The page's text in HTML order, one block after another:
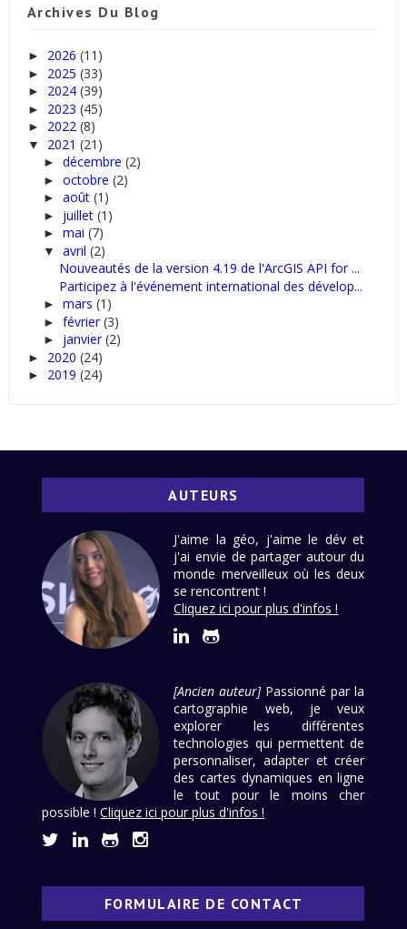
Archives Du Blog
► 2026 (11)
► 2025 (33)
► 2024 (39)
► 2023 (45)
► 2022 (8)
▼ 2021 (21)
► décembre (2)
► octobre (2)
► août (1)
► juillet (1)
► mai (7)
▼ avril (2)
Nouveautés de la version 4.19 de l'ArcGIS API for ...
Participez à l'événement international des dévelop...
► mars (1)
► février(3)
► janvier(2)
► 2020 (24)
► 2019 (24)
AUTEURS
J'aime la géo, j'aime le dév et
j'ai envie de partager autour du
monde merveilleux où les deux
se rencontrent !
Cliquez ici pour plus d'infos !
[Ancien auteur]Passionné par la
cartographie web, je veux
explorer les différentes
technologies qui permettent de
personnaliser, adapter et créer
des cartes dynamiques en ligne
le tout pour le moins cher
possible !Cliquez ici pour plus d'infos !
FORMULAIRE DE CONTACT